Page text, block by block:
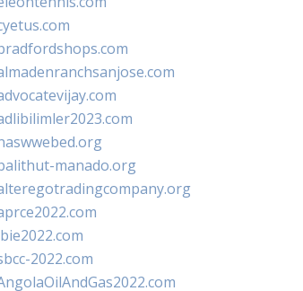
manado.org
2022.com